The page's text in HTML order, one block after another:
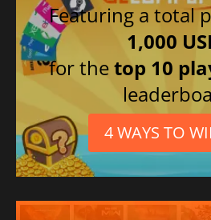
Featuring a total
1,000
for thetop 10
4 WAYS TO